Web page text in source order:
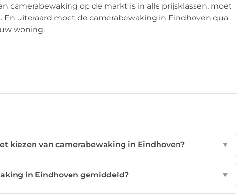
camerabewaking op de markt is in alle prijsklassen, moet
uiteraard moet de camerabewaking in Eindhoven qua
woning.
kiezen van camerabewaking in Eindhoven? ▼
in Eindhoven gemiddeld? ▼